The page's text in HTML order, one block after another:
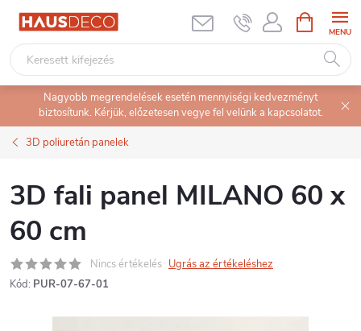
Ugrás
tartalomhoz
KOSÁR
Nagyobb megrendelések esetén mennyiségi kedvezményt
biztosítunk. Kérjük, előzetesen vegye fel velünk a kapcsolatot.
3D poliuretán panelek
3D fali panel MILANO 60 x
60 cm
Nincs értékelés Ugrás az értékeléshez
Kód: PUR-07-67-01